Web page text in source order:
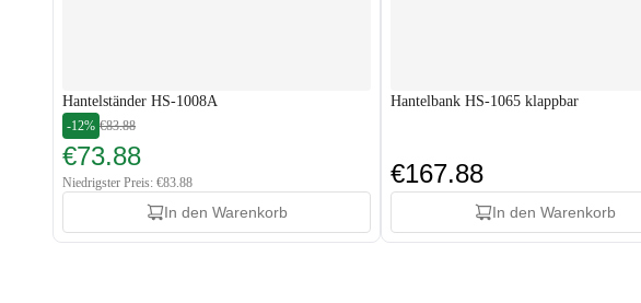
Hantelständer HS-1008A
-12% €83.88
€73.88
Niedrigster Preis: €83.88
In den Warenkorb
Hantelbank HS-1065 klappbar
€167.88
In den Warenkorb